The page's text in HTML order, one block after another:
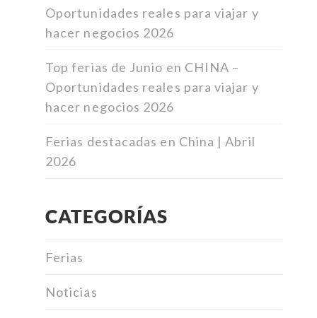
Oportunidades reales para viajar y
hacer negocios 2026
Top ferias de Junio en CHINA –
Oportunidades reales para viajar y
hacer negocios 2026
Ferias destacadas en China | Abril
2026
CATEGORÍAS
Ferias
Noticias